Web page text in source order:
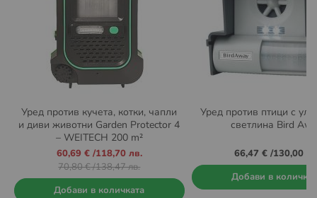
Уред против кучета, котки, чапли
и диви животни Garden Protector 4
– WEITECH 200 m²
Промо
цена
60,69 €/118,70 лв.
70,80 €/138,47 лв.
Добави в количката
Уред против птици с
светлина Bird
66,47 €/130,00
Добави в